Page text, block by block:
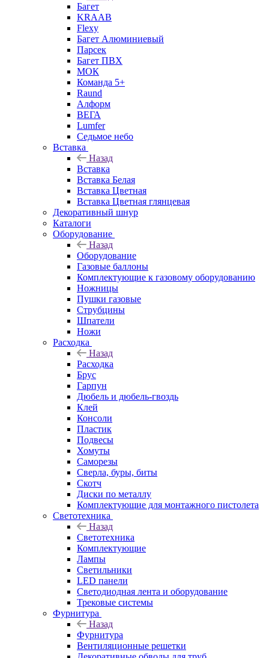
Багет
KRAAB
Flexy
Багет Алюминиевый
Парсек
Багет ПВХ
МОК
Команда 5+
Raund
Алформ
ВЕГА
Lumfer
Седьмое небо
Вставка
Назад
Вставка
Вставка Белая
Вставка Цветная
Вставка Цветная глянцевая
Декоративный шнур
Каталоги
Оборудование
Назад
Оборудование
Газовые баллоны
Комплектующие к газовому оборудованию
Ножницы
Пушки газовые
Струбцины
Шпатели
Ножи
Расходка
Назад
Расходка
Брус
Гарпун
Дюбель и дюбель-гвоздь
Клей
Консоли
Пластик
Подвесы
Хомуты
Саморезы
Сверла, буры, биты
Скотч
Диски по металлу
Комплектующие для монтажного пистолета
Светотехника
Назад
Светотехника
Комплектующие
Лампы
Светильники
LED панели
Светодиодная лента и оборудование
Трековые системы
Фурнитура
Назад
Фурнитура
Вентиляционные решетки